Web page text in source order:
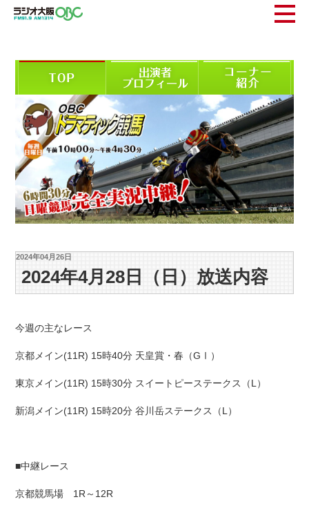
2024年04月26日
2024年4月28日（日）放送内容
今週の主なレース
京都メイン(11R) 15時40分 天皇賞・春（GⅠ）
東京メイン(11R) 15時30分 スイートピーステークス（L）
新潟メイン(11R) 15時20分 谷川岳ステークス（L）
■中継レース
京都競馬場 1R～12R